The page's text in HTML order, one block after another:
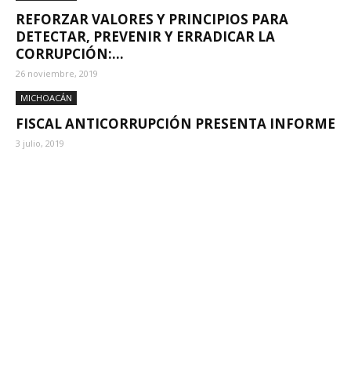
REFORZAR VALORES Y PRINCIPIOS PARA
DETECTAR, PREVENIR Y ERRADICAR LA
CORRUPCIÓN:...
26 noviembre, 2019
MICHOACÁN
FISCAL ANTICORRUPCIÓN PRESENTA INFORME
3 julio, 2019